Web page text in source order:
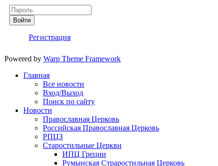
Войти
Регистрация
Powered by Warp Theme Framework
Главная
Все новости
Вход/Выход
Поиск по сайту
Новости
Православная Церковь
Российская Православная Церковь
РПЦЗ
Старостильные Церкви
ИПЦ Греции
Румынская Страростильная Церковь